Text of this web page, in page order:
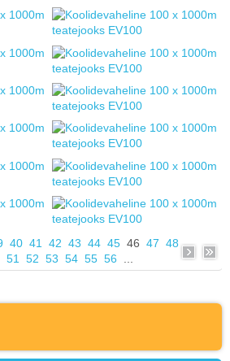
40 41 42 43 44 45 46 47 48
51 52 53 54 55 56